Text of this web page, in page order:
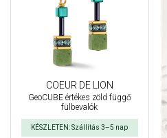
COEUR DE LION
GeoCUBE értékes zöld függő
fülbevalók
KÉSZLETEN: Szállítás 3–5 nap